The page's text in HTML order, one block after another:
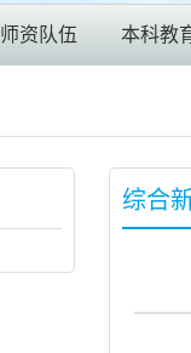
师资队伍 本科教
综合